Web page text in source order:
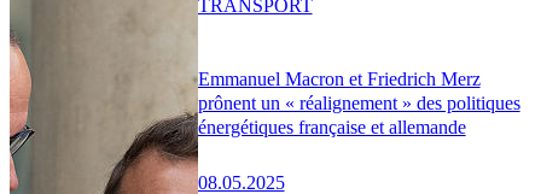
Emmanuel Macron et Friedrich Merz
prônent un « réalignement » des politiques
énergétiques française et allemande
08.05.2025
TRANSPORT